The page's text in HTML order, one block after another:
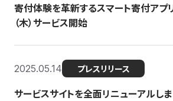
寄付体験を革新するスマート寄付アプリ
（木）サービス開始
2025.05.14 プレスリリース
サービスサイトを全面リニューアルし